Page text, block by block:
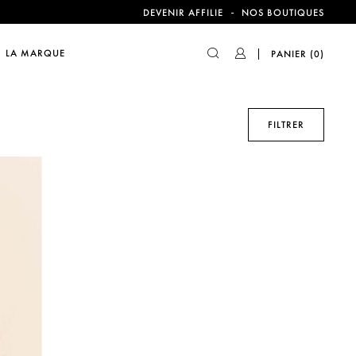
DEVENIR AFFILIE - NOS BOUTIQUES
LA MARQUE PANIER (0)
FILTRER